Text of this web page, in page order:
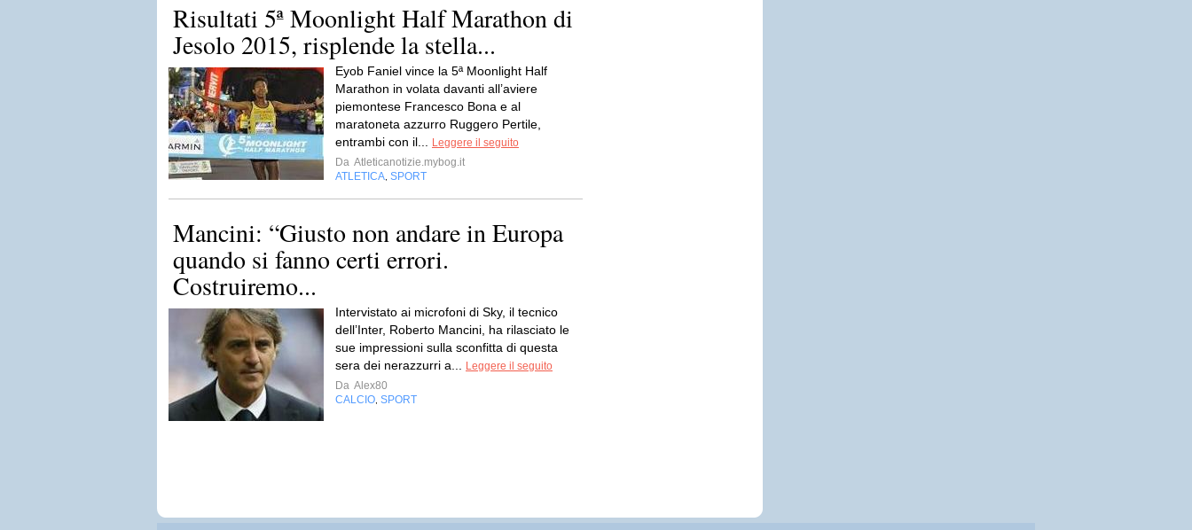
Risultati 5ª Moonlight Half Marathon di
Jesolo 2015, risplende la stella...
Eyob Faniel vince la 5ª Moonlight Half
Marathon in volata davanti all’aviere
piemontese Francesco Bona e al
maratoneta azzurro Ruggero Pertile,
entrambi con il...
Leggere il seguito
Da Atleticanotizie.mybog.it
ATLETICA SPORT
Mancini: “Giusto non andare in Europa
quando si fanno certi errori.
Costruiremo...
Intervistato ai microfoni di Sky, il tecnico
dell’Inter, Roberto Mancini, ha rilasciato le
sue impressioni sulla sconfitta di questa
sera dei nerazzurri a...
Leggere il seguito
Da Alex80
CALCIO SPORT